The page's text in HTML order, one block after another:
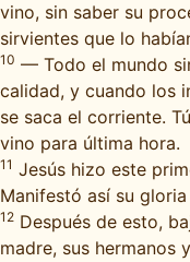
vino, sin saber su
sirvientes que lo
10 — Todo el mundo
calidad, y cuando los
se saca el corriente.
vino para última hora.
11 Jesús hizo este
Manifestó así su
12 Después de esto,
madre, sus hermanos